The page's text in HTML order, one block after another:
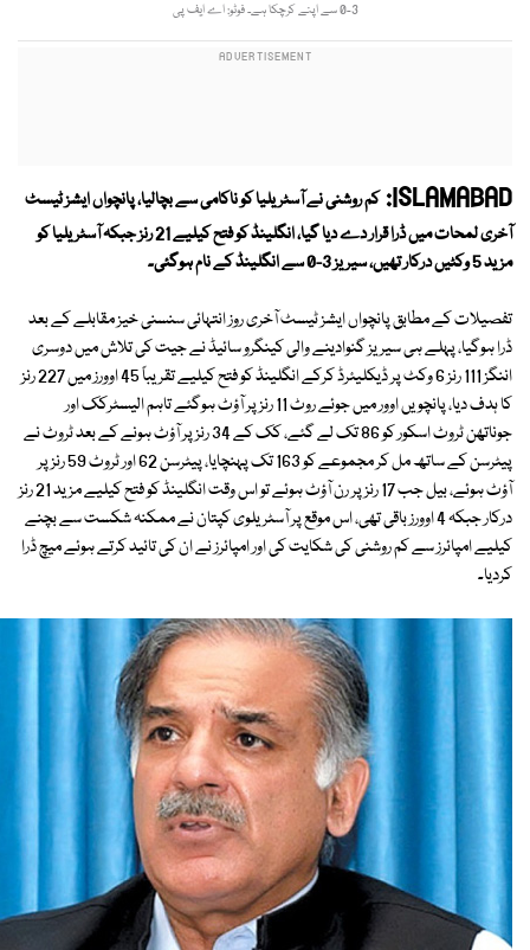
3-0 سے اپنے کرچکا ہے۔ فوٹو: اے ایف پی
ISLAMABAD: کم روشنی نے آسٹریلیا کو ناکامی سے بچالیا، پانچواں ایشز ٹیسٹ
آخری لمحات میں ڈرا قرار دے دیا گیا، انگلینڈ کو فتح کیلیے 21 رنز جبکہ آسٹریلیا کو
مزید 5 وکٹیں درکار تھیں، سیریز 3-0 سے انگلینڈ کے نام ہوگئی۔
تفصیلات کے مطابق پانچواں ایشز ٹیسٹ آخری روز انتہائی سنسنی خیز مقابلے کے بعد
ڈرا ہوگیا، پہلے ہی سیریز گنوادینے والی کینگرو سائیڈ نے جیت کی تلاش میں دوسری
اننگز 111 رنز 6 وکٹ پر ڈیکلیئرڈ کرکے انگلینڈ کو فتح کیلیے تقریباً 45 اوورز میں 227 رنز
کا ہدف دیا، پانچویں اوور میں جوئے روٹ 11 رنز پر آؤٹ ہوگئے تاہم الیسٹرکک اور
جوناتھن ٹروٹ اسکور کو 86 تک لے گئے، کک کے 34 رنز پر آؤٹ ہونے کے بعد ٹروٹ نے
پیٹرسن کے ساتھ مل کر مجموعے کو 163 تک پہنچایا، پیٹرسن 62 اور ٹروٹ 59 رنز پر
آؤٹ ہوئے، بیل جب 17 رنز پر رن آؤٹ ہوئے تو اس وقت انگلینڈ کو فتح کیلیے مزید 21 رنز
درکار جبکہ 4 اوورز باقی تھی، اس موقع پر آسٹریلوی کپتان نے ممکنہ شکست سے بچنے
کیلیے امپائرز سے کم روشنی کی شکایت کی اور امپائرز نے ان کی تائید کرتے ہوئے میچ ڈرا
کردیا۔